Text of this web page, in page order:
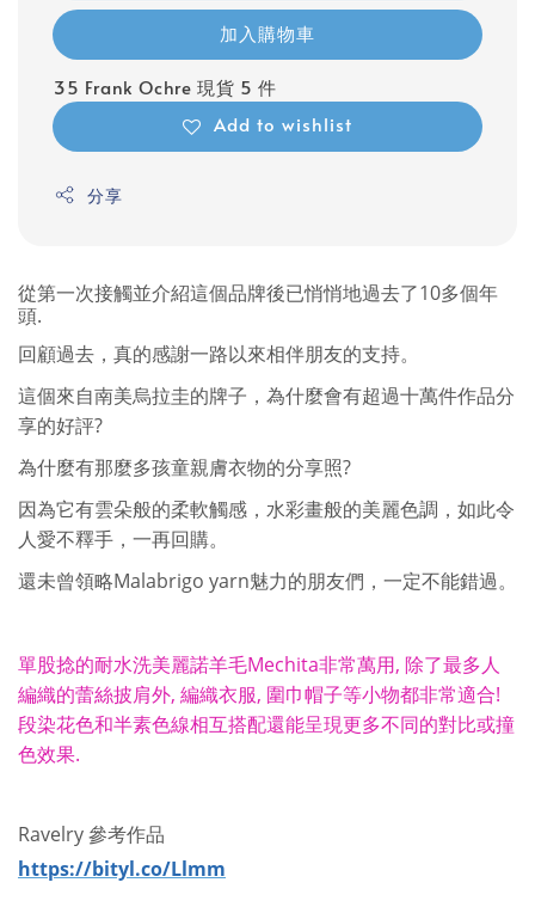
加入購物車
35 Frank Ochre 現貨 5 件
Add to wishlist
分享
從第一次接觸並介紹這個品牌後已悄悄地過去了10多個年
頭.
回顧過去，真的感謝一路以來相伴朋友的支持。
這個來自南美烏拉圭的牌子，為什麼會有超過十萬件作品分
享的好評?
為什麼有那麼多孩童親膚衣物的分享照?
因為它有雲朵般的柔軟觸感，水彩畫般的美麗色調，如此令
人愛不釋手，一再回購。
還未曾領略Malabrigo yarn魅力的朋友們，一定不能錯過。
單股捻的耐水洗美麗諾羊毛Mechita非常萬用, 除了最多人
編織的蕾絲披肩外, 編織衣服, 圍巾帽子等小物都非常適合!
段染花色和半素色線相互搭配還能呈現更多不同的對比或撞
色效果.
Ravelry 參考作品
https://bityl.co/Llmm